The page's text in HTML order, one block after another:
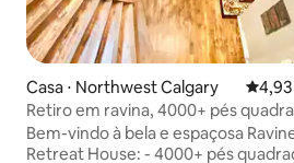
Casa ⋅ Northwest Calgary 4,93
Retiro em ravina, 4000+ pés
luxo, ar-condicionado, mesa de
etc.
Bem-vindo à bela e espaçosa
Retreat House: - 4000+ pés